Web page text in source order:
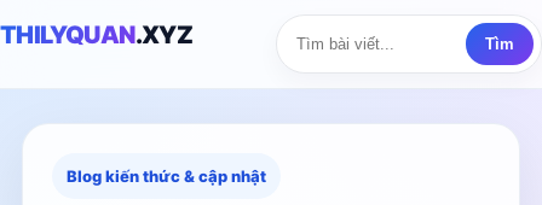
THILYQUAN.XYZ Tìm
Blog kiến thức & cập nhật